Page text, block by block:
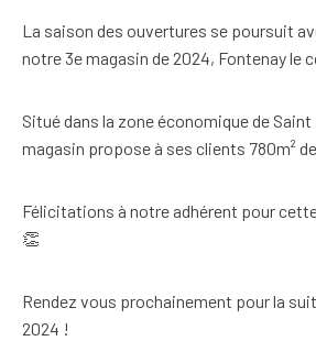
La saison des ouvertures se poursuit
notre 3e magasin de 2024, Fontenay le
Situé dans la zone économique de Saint
magasin propose à ses clients 780m²
Félicitations à notre adhérent pour
👏
Rendez vous prochainement pour la
2024 !